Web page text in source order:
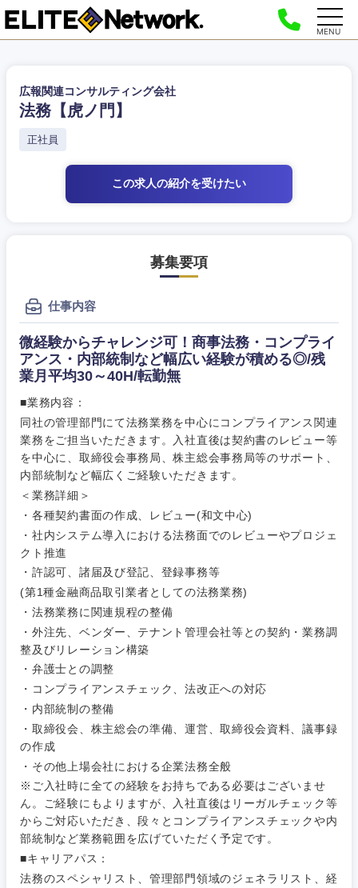
MENU
広報関連コンサルティング会社
法務【虎ノ門】
正社員
この求人の紹介を受けたい
募集要項
仕事内容
微経験からチャレンジ可！商事法務・コンプライ
アンス・内部統制など幅広い経験が積める◎/残
業月平均30～40H/転勤無
■業務内容：
同社の管理部門にて法務業務を中心にコンプライアンス関連
業務をご担当いただきます。入社直後は契約書のレビュー等
を中心に、取締役会事務局、株主総会事務局等のサポート、
内部統制など幅広くご経験いただきます。
＜業務詳細＞
・各種契約書面の作成、レビュー(和文中心)
・社内システム導入における法務面でのレビューやプロジェ
クト推進
・許認可、諸届及び登記、登録事務等
(第1種金融商品取引業者としての法務業務)
・法務業務に関連規程の整備
・外注先、ベンダー、テナント管理会社等との契約・業務調
整及びリレーション構築
・弁護士との調整
・コンプライアンスチェック、法改正への対応
・内部統制の整備
・取締役会、株主総会の準備、運営、取締役会資料、議事録
の作成
・その他上場会社における企業法務全般
※ご入社時に全ての経験をお持ちである必要はございませ
ん。ご経験にもよりますが、入社直後はリーガルチェック等
からご対応いただき、段々とコンプライアンスチェックや内
部統制など業務範囲を広げていただく予定です。
■キャリアパス：
法務のスペシャリスト、管理部門領域のジェネラリスト、経
ご希望の職種を選択してください
経営企
画・事業
企画
経営ボー
ド
管理
SCM
人事
マーケテ
ィング
営業
サービス
ティブ
すべての経営企画・事業企
事業企画・事業開発
新規事業企画・立上げ
政策渉外
その他企画業務
ご希望の職種を選択してください
経営企画・事業企画
経営ボード
管理
SCM
人事
マーケティング
営業
サービス
クリエイティブ
コンサルタント
専門職
ご希望の業界を選択してください
商社・卸
エネルギー・資源・環境
自動車・機械・船舶
電気・電子・半導体
素材・化学・金属
食品・化粧品・アパレル・消費財
金融
建設・不動産
ご希望の勤務地を選択してください
北海道・東北地方
北海道 青森県
宮城県 山形県
福島県
ご希望条件を入力ください
希望年収
推奨年齢
20代 30代
40代
フリーワード
こだわり条件を入力ください
急募 第二新卒
上場企業
スタートアップ企
業
外資系企業